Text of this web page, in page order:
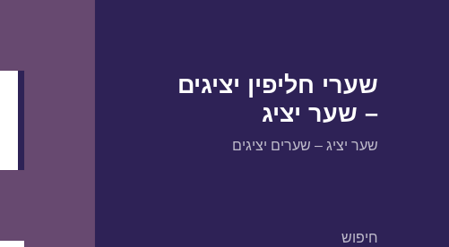
שערי חליפין יציגים
– שער יציג
שער יציג – שערים יציגים
חיפוש